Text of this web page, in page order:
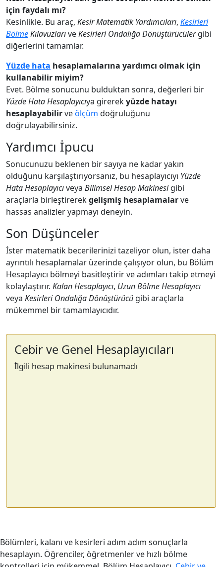
için faydalı mı?
Kesinlikle. Bu araç, Kesir Matematik Yardımcıları, Kesirleri
BölmeKılavuzlarıveKesirleri Ondalığa Dönüştürücülergibi
diğerlerini tamamlar.
Yüzde hata hesaplamalarına yardımcı olmak için
kullanabilir miyim?
Evet. Bölme sonucunu bulduktan sonra, değerleri bir
Yüzde Hata Hesaplayıcıya girerekyüzde hatayı
hesaplayabilirveölçüm doğruluğunu
doğrulayabilirsiniz.
Yardımcı İpucu
Sonucunuzu beklenen bir sayıya ne kadar yakın
olduğunu karşılaştırıyorsanız, bu hesaplayıcıyı Yüzde
Hata Hesaplayıcıveya Bilimsel Hesap Makinesigibi
araçlarla birleştirerekgelişmiş hesaplamalarve
hassas analizler yapmayı deneyin.
Son Düşünceler
İster matematik becerilerinizi tazeliyor olun, ister daha
ayrıntılı hesaplamalar üzerinde çalışıyor olun, bu Bölüm
Hesaplayıcı bölmeyi basitleştirir ve adımları takip etmeyi
kolaylaştırır. Kalan Hesaplayıcı, Uzun Bölme Hesaplayıcı
veya Kesirleri Ondalığa Dönüştürücü gibi araçlarla
mükemmel bir tamamlayıcıdır.
Cebir ve Genel Hesaplayıcıları
İlgili hesap makinesi bulunamadı
Bölümleri, kalanı ve kesirleri adım adım sonuçlarla
hesaplayın. Öğrenciler, öğretmenler ve hızlı bölme